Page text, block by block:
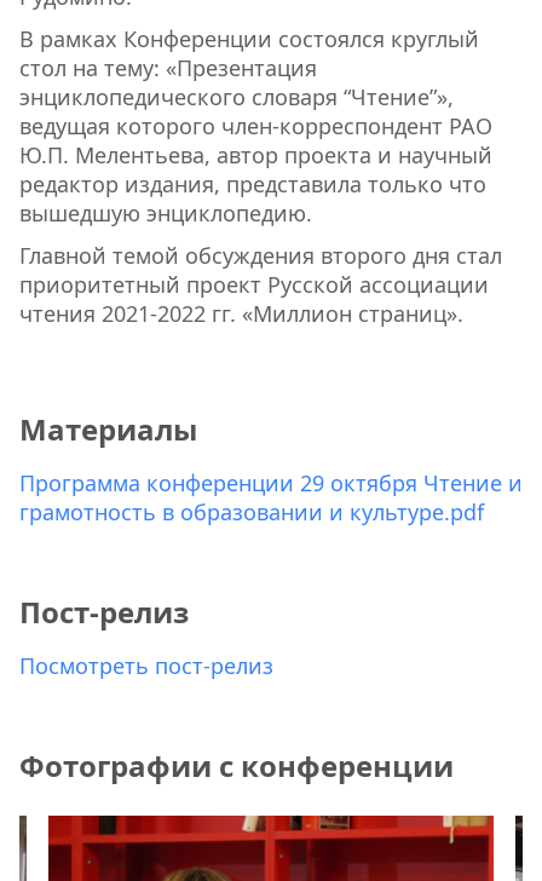
В рамках Конференции состоялся круглый
стол на тему: «Презентация
энциклопедического словаря “Чтение”»,
ведущая которого член-корреспондент РАО
Ю.П. Мелентьева, автор проекта и научный
редактор издания, представила только что
вышедшую энциклопедию.
Главной темой обсуждения второго дня стал
приоритетный проект Русской ассоциации
чтения 2021-2022 гг. «Миллион страниц».
Материалы
Программа конференции 29 октября Чтение и
грамотность в образовании и культуре.pdf
Пост-релиз
Посмотреть пост-релиз
Фотографии с конференции